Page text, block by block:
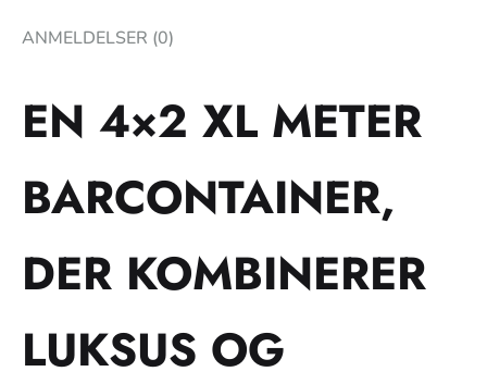
ANMELDELSER (0)
EN 4×2 XL METER
BARCONTAINER,
DER KOMBINERER
LUKSUS OG